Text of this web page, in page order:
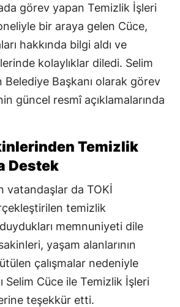
görev yapan Temizlik İşleri
bir araya gelen Cüce,
hakkında bilgi aldı ve
kolaylıklar diledi. Selim
Belediye Başkanı olarak görev
güncel resmî açıklamalarında
Temizlik
Destek
vatandaşlar da TOKİ
temizlik
memnuniyeti dile
yaşam alanlarının
çalışmalar nedeniyle
Selim Cüce ile Temizlik İşleri
teşekkür etti.